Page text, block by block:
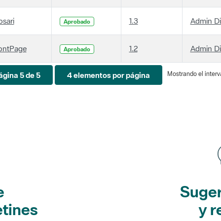
Aprobado 1.3 Admin
Aprobado 1.2 Admin
5 de 5 4 elementos por página Mostrando el
y